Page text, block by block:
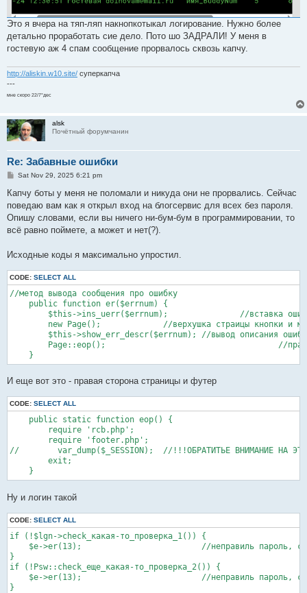
Это я вчера на тяп-ляп накнопкотыкал логирование. Нужно более
детально проработать сие дело. Пото шо ЗАДРАЛИ! У меня в
гостевую аж 4 спам сообщение прорвалось сквозь капчу.
http://aliskin.w10.site/ суперкапча
---
мне скоро 22/7*дес
alsk
Почётный форумчанин
Re: Забавные ошибки
P
s
Sat Nov 29, 2025 6:21 pm
Капчу боты у меня не поломали и никуда они не прорвались. Сейчас
поведаю вам как я открыл вход на блогсервис для всех без пароля.
Опишу словами, если вы ничего ни-бум-бум в программировании, то
всё равно поймете, а может и нет(?).
Исходные коды я максимально упростил.
CODE: SELECT ALL
//метод вывода сообщения про ошибку
    public function er($errnum) {
        $this->ins_uerr($errnum);   		//вставка ошибки в таблицу
        new Page();		//верхушка страицы кнопки и меню
        $this->show_err_descr($errnum);	//вывод описания ошибки
        Page::eop();        				//правая сторона и футер
И еще вот это - правая сторона страницы и футер
CODE: SELECT ALL
    public static function eop() {
        require 'rcb.php';
        require 'footer.php';
//        var_dump($_SESSION);	//!!!ОБРАТИТЬЕ ВНИМАНИЕ НА ЭТУ ЗАКОММЕНТИРОВАННУЮ СТРОЧКУ!!! и нижний exit
        exit;
Ну и логин такой
CODE: SELECT ALL
if (!$lgn->check_какая-то_проверка_1()) {
    $e->er(13);				//неправиль пароль, стоп
}
if (!Psw::check_еще_какая-то_проверка_2()) {
    $e->er(13);				//неправиль пароль, стоп
}